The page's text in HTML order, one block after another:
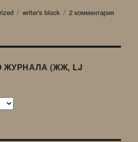
Метки
writer's block 2 комментария
дня:
(ЖЖ, LJ